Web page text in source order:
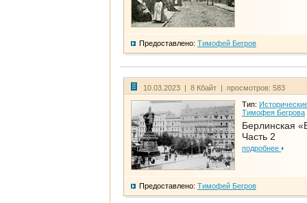
Предоставлено: Тимофей Бегров
10.03.2023 | 8 Кбайт | просмотров: 583
Тип:
Тимофея Бегрова
Берлинская
Часть 2
подробнее
Предоставлено: Тимофей Бегров